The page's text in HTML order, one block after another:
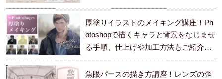
厚塗りイラストのメイキング講座！Ph
otoshopで描くキャラと背景をなじませ
る手順、仕上げや加工方法もご紹介し
ます。
魚眼パースの描き方講座！レンズの歪